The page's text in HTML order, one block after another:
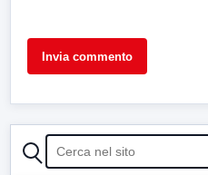
CERCA